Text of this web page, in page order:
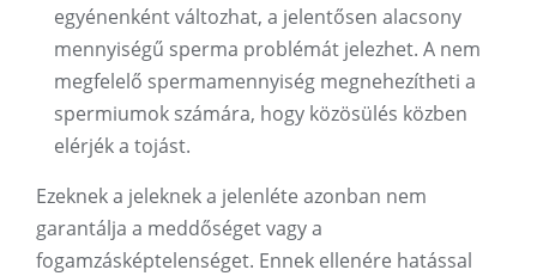
egyénenként változhat, a jelentősen alacsony
mennyiségű sperma problémát jelezhet. A nem
megfelelő spermamennyiség megnehezítheti a
spermiumok számára, hogy közösülés közben
elérjék a tojást.
Ezeknek a jeleknek a jelenléte azonban nem
garantálja a meddőséget vagy a
fogamzásképtelenséget. Ennek ellenére hatással